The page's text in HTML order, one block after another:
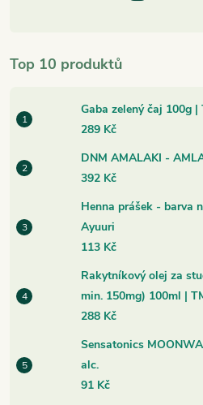
Top 10 produktů
Gaba zelený čaj 100g |
289 Kč
DNM AMALAKI -
392 Kč
Henna prášek - barva
Ayuuri
113 Kč
Rakytníkový olej za
min. 150mg) 100ml |
288 Kč
Sensatonics
alc.
91 Kč